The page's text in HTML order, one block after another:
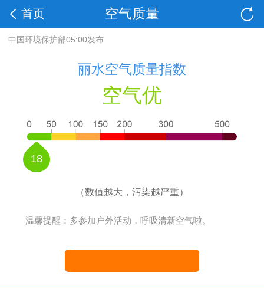
空气质量
首页
中国环境保护部05:00发布
丽水空气质量指数
空气优
18
（数值越大，污染越严重）
温馨提醒：多参加户外活动，呼吸清新空气啦。